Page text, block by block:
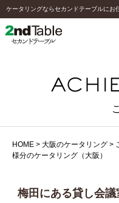
ケータリングならセカンドテーブルにお
HOME > 大阪のケータリング >
様分のケータリング（大阪）
梅田にある貸し会